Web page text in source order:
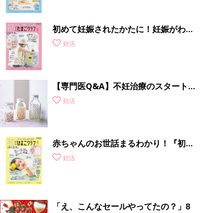
初めて妊娠されたかたに！妊娠がわか
ったら最初に読む本『初めてのたまご
妊活
【専門医Q&A】不妊治療のスタート
に、頼るべき必要な栄養素って？サプ
妊活
赤ちゃんのお世話まるわかり！『初め
てのひよこクラブ 夏号』〈巻頭大特
妊活
「え、こんなセールやってたの？」8